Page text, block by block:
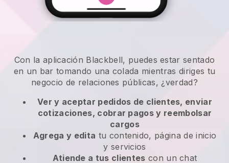
Con la aplicación Blackbell, puedes estar sentado
en un bar tomando una colada mientras diriges tu
negocio de relaciones públicas, ¿verdad?
Ver y aceptar pedidos de clientes, enviar
cotizaciones, cobrar pagos y reembolsar
cargos
Agrega y edita tu contenido, página de inicio
y servicios
Atiende a tus clientes con un chat